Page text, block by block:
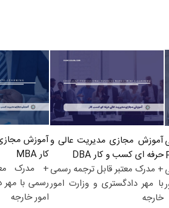
آموزش مجازی مدیریت عالی و
حرفه ای کسب و کار DBA
+ مدرک معتبر قابل ترجمه رسمی
با مهر دادگستری و وزارت امور
خارجه
آموزش
کار MBA
+ مدرک
رسمی با مهر
امور خارجه